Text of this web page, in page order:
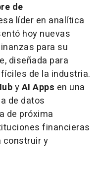
de
líder en analítica
hoy nuevas
para su
diseñada para
de la industria.
yAI Apps en una
de datos
de próxima
financieras
construir y